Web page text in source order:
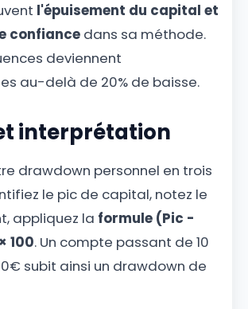
l'épuisement du capital et
confiance dans sa méthode.
deviennent
au-delà de 20% de baisse.
interprétation
drawdown personnel en trois
le pic de capital, notez le
appliquez la formule (Pic -
100. Un compte passant de 10
subit ainsi un drawdown de